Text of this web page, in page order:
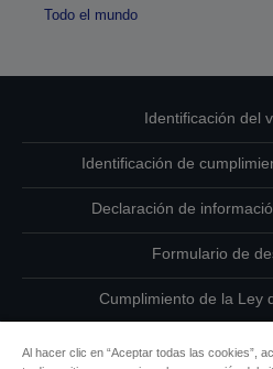
Todo el mundo
Identificación del
Identificación de
Declaración de
Formulario de
Cumplimiento de la Ley
Al hacer clic en “Aceptar todas las cookies”,